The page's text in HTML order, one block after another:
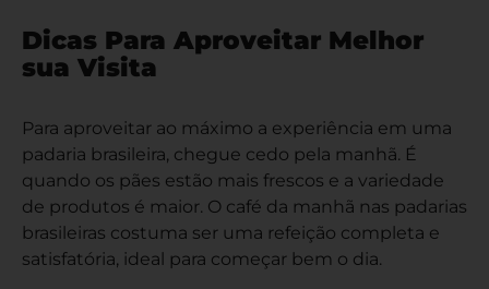
Dicas Para Aproveitar Melhor
sua Visita
Para aproveitar ao máximo a experiência em uma
padaria brasileira, chegue cedo pela manhã. É
quando os pães estão mais frescos e a variedade
de produtos é maior. O café da manhã nas padarias
brasileiras costuma ser uma refeição completa e
satisfatória, ideal para começar bem o dia.